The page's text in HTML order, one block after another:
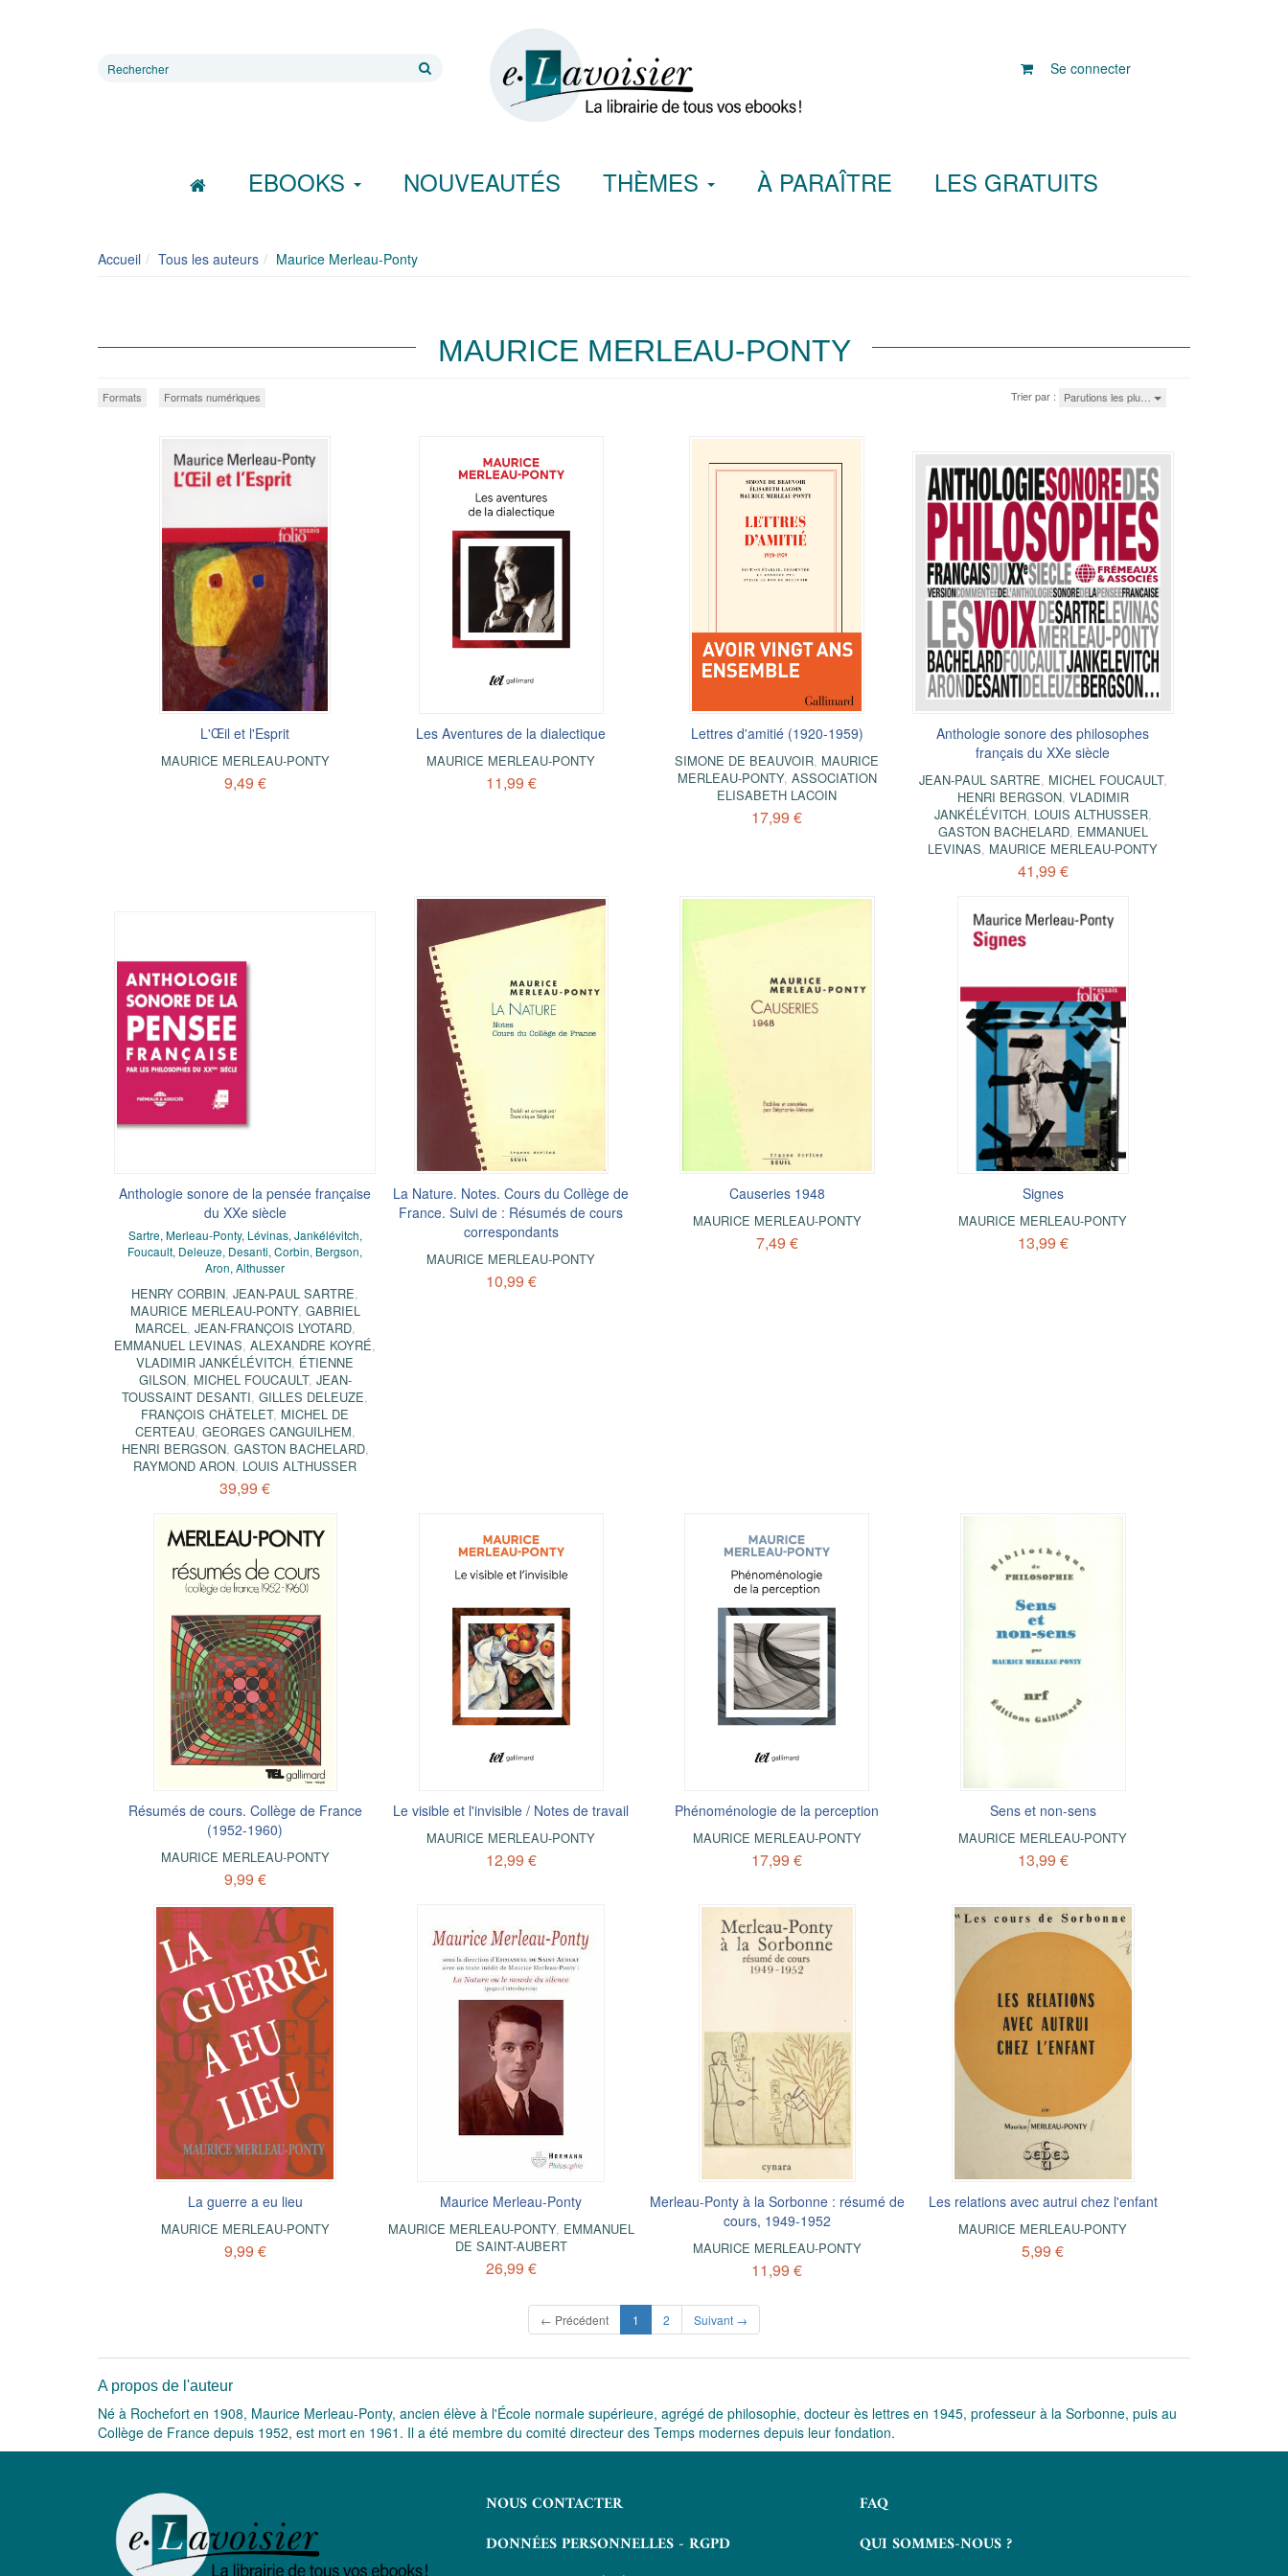
Rechercher
Se connecter
EBOOKS NOUVEAUTÉS THÈMES À PARAÎTRE LES GRATUITS
Accueil Tous les auteurs Maurice Merleau-Ponty
MAURICE MERLEAU-PONTY
Formats Formats numériques Trier par : Parutions les plu…
L'Œil et l'Esprit
MAURICE MERLEAU-PONTY
9,49 €
Les Aventures de la dialectique
MAURICE MERLEAU-PONTY
11,99 €
Lettres d'amitié (1920-1959)
SIMONE DE BEAUVOIR, MAURICE
MERLEAU-PONTY, ASSOCIATION
ELISABETH LACOIN
17,99 €
Anthologie sonore des philosophes
français du XXe siècle
JEAN-PAUL SARTRE, MICHEL FOUCAULT,
HENRI BERGSON, VLADIMIR
JANKÉLÉVITCH, LOUIS ALTHUSSER,
GASTON BACHELARD, EMMANUEL
LEVINAS, MAURICE MERLEAU-PONTY
41,99 €
Anthologie sonore de la pensée française
du XXe siècle
Sartre, Merleau-Ponty, Lévinas, Jankélévitch,
Foucault, Deleuze, Desanti, Corbin, Bergson,
Aron, Althusser
HENRY CORBIN,JEAN-PAUL SARTRE,
MAURICE MERLEAU-PONTY, GABRIEL
MARCEL , JEAN-FRANÇOIS LYOTARD,
EMMANUEL LEVINAS,ALEXANDRE KOYRÉ,
VLADIMIR JANKÉLÉVITCH, ÉTIENNE
GILSON, MICHEL FOUCAULT, JEAN-
TOUSSAINT DESANTI,GILLES DELEUZE,
FRANÇOIS CHÂTELET, MICHEL DE
CERTEAU, GEORGES CANGUILHEM,
HENRI BERGSON, GASTON BACHELARD,
RAYMOND ARON, LOUIS ALTHUSSER
39,99 €
La Nature. Notes. Cours du Collège de
France. Suivi de : Résumés de cours
correspondants
MAURICE MERLEAU-PONTY
10,99 €
Causeries 1948
MAURICE MERLEAU-PONTY
7,49 €
Signes
MAURICE MERLEAU-PONTY
13,99 €
Résumés de cours. Collège de France
(1952-1960)
MAURICE MERLEAU-PONTY
9,99 €
Le visible et l'invisible / Notes de travail
MAURICE MERLEAU-PONTY
12,99 €
Phénoménologie de la perception
MAURICE MERLEAU-PONTY
17,99 €
Sens et non-sens
MAURICE MERLEAU-PONTY
13,99 €
La guerre a eu lieu
MAURICE MERLEAU-PONTY
9,99 €
Maurice Merleau-Ponty
MAURICE MERLEAU-PONTY, EMMANUEL
DE SAINT-AUBERT
26,99 €
Merleau-Ponty à la Sorbonne : résumé de
cours, 1949-1952
MAURICE MERLEAU-PONTY
11,99 €
Les relations avec autrui chez l'enfant
MAURICE MERLEAU-PONTY
5,99 €
← Précédent 1 (current)
2 Suivant →
A propos de l'auteur
Né à Rochefort en 1908, Maurice Merleau-Ponty, ancien élève à l'École normale supérieure, agrégé de philosophie, docteur ès lettres en 1945, professeur à la Sorbonne, puis au
Collège de France depuis 1952, est mort en 1961. Il a été membre du comité directeur des Temps modernes depuis leur fondation.
NOUS CONTACTER
DONNÉES PERSONNELLES - RGPD
FAQ
QUI SOMMES-NOUS ?